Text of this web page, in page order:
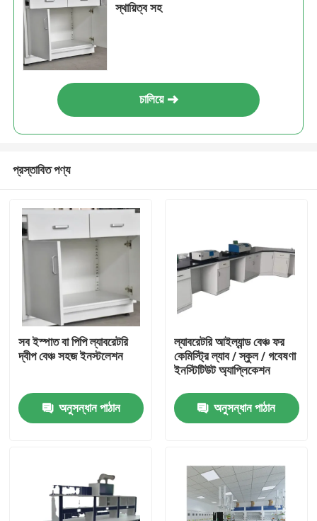
স্থায়িত্ব সহ
চালিয়ে
প্রস্তাবিত পণ্য
সব ইস্পাত বা পিপি ল্যাবরেটরি
দ্বীপ বেঞ্চ সহজ ইনস্টলেশন
অনুসন্ধান পাঠান
ল্যাবরেটরি আইল্যান্ড বেঞ্চ ফর
কেমিস্ট্রি ল্যাব / স্কুল / গবেষণা
ইনস্টিটিউট অ্যাপ্লিকেশন
অনুসন্ধান পাঠান